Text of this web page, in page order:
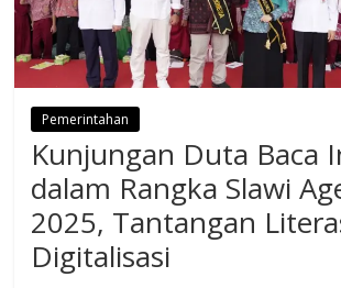
Pemerintahan
Kunjungan Duta Baca
dalam Rangka Slawi
2025, Tantangan
Digitalisasi